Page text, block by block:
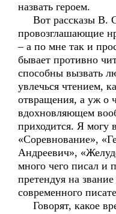
назвать героем.
Вот рассказы В.
провозглашающие
– а по мне так и
бывает противно
способны вызвать
увлечься чтением,
отвращения, а уж о
вдохновляющем
приходится. Я могу
«Соревнование»,
Андреевич»,
много чего писал и
претендуя на
современного
Говорят, какое